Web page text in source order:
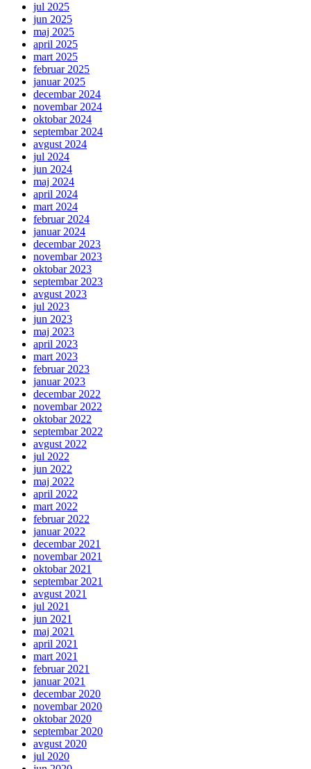
jul 2025
jun 2025
maj 2025
april 2025
mart 2025
februar 2025
januar 2025
decembar 2024
novembar 2024
oktobar 2024
septembar 2024
avgust 2024
jul 2024
jun 2024
maj 2024
april 2024
mart 2024
februar 2024
januar 2024
decembar 2023
novembar 2023
oktobar 2023
septembar 2023
avgust 2023
jul 2023
jun 2023
maj 2023
april 2023
mart 2023
februar 2023
januar 2023
decembar 2022
novembar 2022
oktobar 2022
septembar 2022
avgust 2022
jul 2022
jun 2022
maj 2022
april 2022
mart 2022
februar 2022
januar 2022
decembar 2021
novembar 2021
oktobar 2021
septembar 2021
avgust 2021
jul 2021
jun 2021
maj 2021
april 2021
mart 2021
februar 2021
januar 2021
decembar 2020
novembar 2020
oktobar 2020
septembar 2020
avgust 2020
jul 2020